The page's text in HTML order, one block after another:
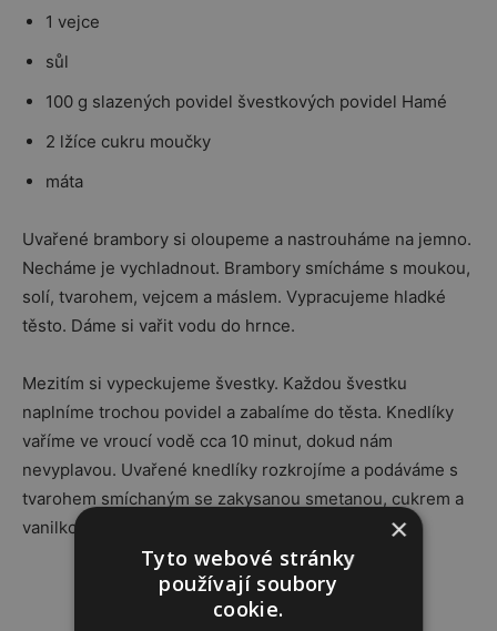
1 vejce
sůl
100 g slazených povidel švestkových povidel Hamé
2 lžíce cukru moučky
máta
Uvařené brambory si oloupeme a nastrouháme na jemno.
Necháme je vychladnout. Brambory smícháme s moukou,
solí, tvarohem, vejcem a máslem. Vypracujeme hladké
těsto. Dáme si vařit vodu do hrnce.
Mezitím si vypeckujeme švestky. Každou švestku
naplníme trochou povidel a zabalíme do těsta. Knedlíky
vaříme ve vroucí vodě cca 10 minut, dokud nám
nevyplavou. Uvařené knedlíky rozkrojíme a podáváme s
tvarohem smíchaným se zakysanou smetanou, cukrem a
vanilkovým extraktem. Zdobíme mátou.
×
Tyto webové stránky
používají soubory
cookie.